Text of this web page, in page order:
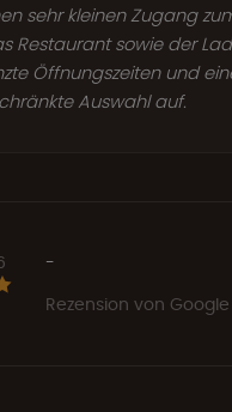
sehr kleinen Zugang
Restaurant sowie der
Öffnungszeiten und
Auswahl auf.
-
Rezension von Google